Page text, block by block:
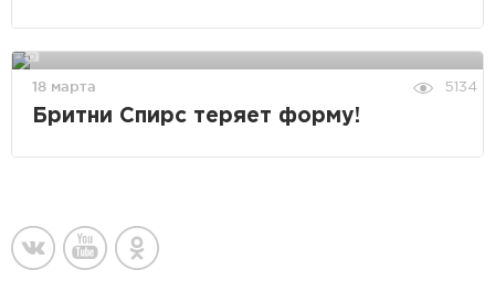
18 марта 5134
Бритни Спирс теряет форму!